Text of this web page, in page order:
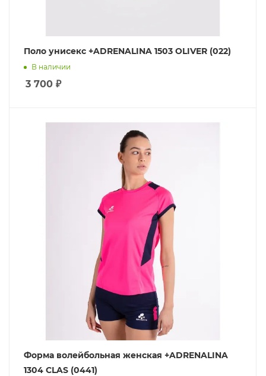
Поло унисекс +ADRENALINA 1503 OLIVER (022)
В наличии
3 700 ₽
Форма волейбольная женская +ADRENALINA
1304 CLAS (0441)